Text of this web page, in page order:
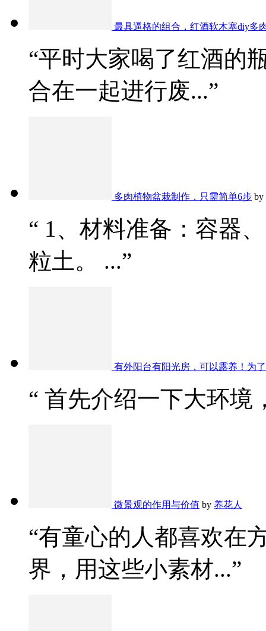
最具逼格的组合，红酒软木塞diy多
“平时大家喝了红酒的
合在一起进行废...”
多肉植物盆栽制作，只需简单6步 by
“ 1、材料准备：容器
粒土。 ...”
有外阳台有阳光房，可以露养！为
“ 首先介绍一下大环境
微景观的作用与价值 by 养花人
“有童心的人都喜欢在
界，用这些小素材...”